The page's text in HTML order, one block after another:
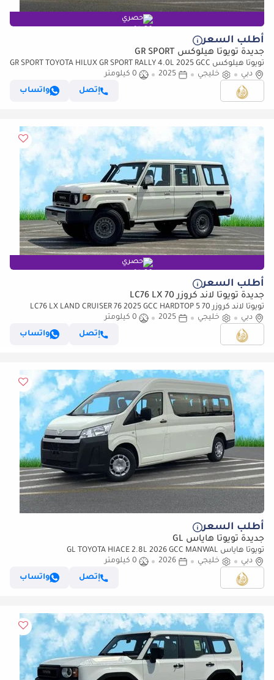
حصري
أطلب السعر
جديدة تويوتا هيلوكس GR SPORT
تويوتا هيلوكس GR SPORT TOYOTA HILUX GR SPORT RALLY 4.0L 2025 GCC
دبي
خليجي 2025
0 كيلومتر
إتصل
واتساب
حصري
أطلب السعر
جديدة تويوتا لاند كروزر 70 LC76 LX
تويوتا لاند كروزر 70 LC76 LX LAND CRUISER 76 2025 GCC HARDTOP 5
DOOR 2.8L
دبي خليجي 2025
0 كيلومتر
إتصل
واتساب
أطلب السعر
جديدة تويوتا هاياس GL
تويوتا هاياس GL TOYOTA HIACE 2.8L 2026 GCC MANWAL
دبي
خليجي 2026
0 كيلومتر
إتصل
واتساب